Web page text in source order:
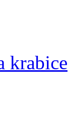
krabice